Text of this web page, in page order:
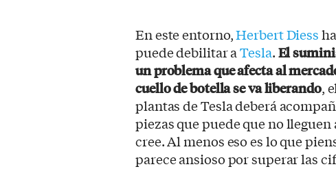
En este entorno,Herbert Diess
puede debilitar aTesla.El
un problema que afecta al
cuello de botella se va liberando,
plantas de Tesla deberá
piezas que puede que no
cree. Al menos eso es lo que
parece ansioso por superar las